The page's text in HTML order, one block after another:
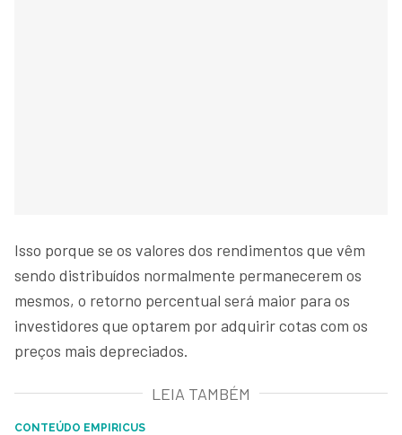
Isso porque se os valores dos rendimentos que vêm
sendo distribuídos normalmente permanecerem os
mesmos, o retorno percentual será maior para os
investidores que optarem por adquirir cotas com os
preços mais depreciados.
LEIA TAMBÉM
CONTEÚDO EMPIRICUS